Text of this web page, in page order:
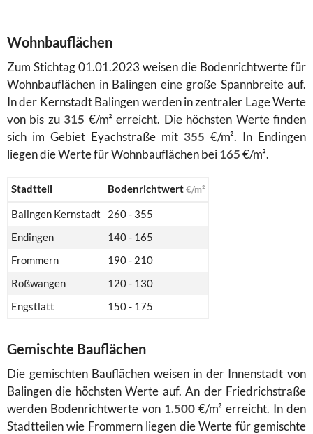
Wohnbauflächen
Zum Stichtag 01.01.2023 weisen die Bodenrichtwerte für
Wohnbauflächen in Balingen eine große Spannbreite auf.
In der Kernstadt Balingen werden in zentraler Lage Werte
von bis zu 315 €/m² erreicht. Die höchsten Werte finden
sich im Gebiet Eyachstraße mit 355 €/m². In Endingen
liegen die Werte für Wohnbauflächen bei165€/m².
Stadtteil Bodenrichtwert€/m²
Balingen Kernstadt
260 - 355
Endingen
140 - 165
Frommern
190 - 210
Roßwangen
120 - 130
Engstlatt
150 - 175
Gemischte Bauflächen
Die gemischten Bauflächen weisen in der Innenstadt von
Balingen die höchsten Werte auf. An der Friedrichstraße
werden Bodenrichtwerte von 1.500 €/m² erreicht. In den
Stadtteilen wie Frommern liegen die Werte für gemischte